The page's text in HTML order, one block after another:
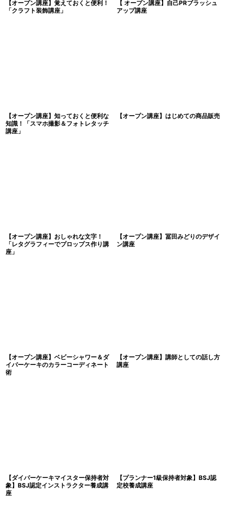
【オープン講座】覚えておくと便利！
「クラフト装飾講座」
【 オープン講座】自己PRブラッシュ
アップ講座
【オープン講座】知っておくと便利な
知識！「スマホ撮影＆フォトレタッチ
講座」
【オープン講座】はじめての商品販売
【オープン講座】おしゃれな文字！
「レタグラフィーでプロップス作り講
座」
【オープン講座】冨田みどりのデザイ
ン講座
【オープン講座】ベビーシャワー＆ダ
イパーケーキのカラーコーディネート
術
【オープン講座】講師としての話し方
講座
【ダイパーケーキマイスター保持者対
象】BSJ認定インストラクター養成講
座
【プランナー1級保持者対象】BSJ認
定校養成講座